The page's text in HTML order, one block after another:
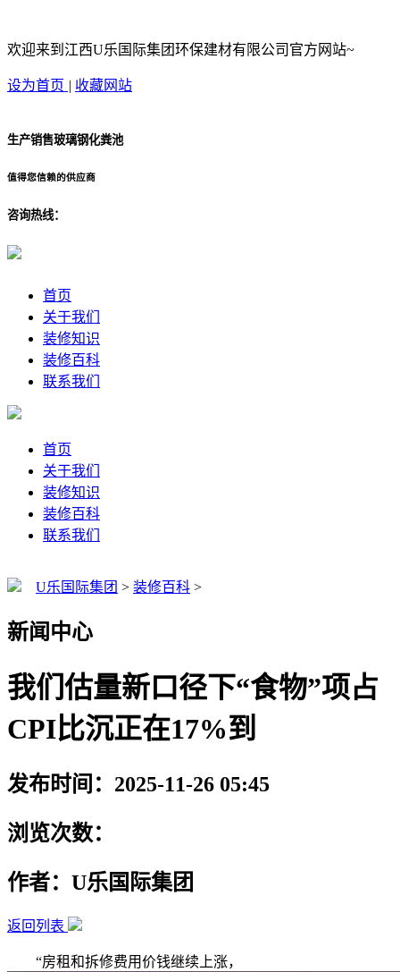
欢迎来到江西U乐国际集团环保建材有限公司官方网站~
设为首页 | 收藏网站
生产销售玻璃钢化粪池
值得您信赖的供应商
咨询热线：
首页
关于我们
装修知识
装修百科
联系我们
首页
关于我们
装修知识
装修百科
联系我们
U乐国际集团 > 装修百科 >
新闻中心
我们估量新口径下“食物”项占
CPI比沉正在17%到
发布时间：2025-11-26 05:45
浏览次数：
作者：U乐国际集团
返回列表
“房租和拆修费用价钱继续上涨，